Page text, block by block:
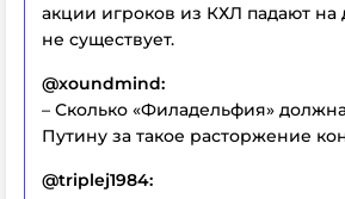
акции игроков из КХЛ падают на
не существует.
@xoundmind:
– Сколько «Филадельфия»
Путину за такое расторжение
@triplej1984: